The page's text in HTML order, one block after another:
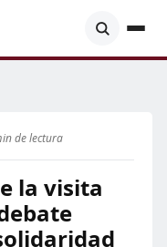
de lectura
la visita